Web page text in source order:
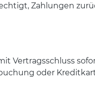
Zahlungen
Vertragsschluss
oder